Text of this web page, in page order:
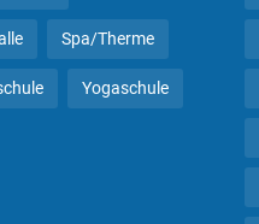
Spa/Therme
Yogaschule